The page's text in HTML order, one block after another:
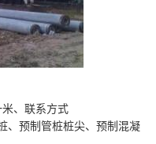
、联系方式
、预制管桩桩尖、预制混凝